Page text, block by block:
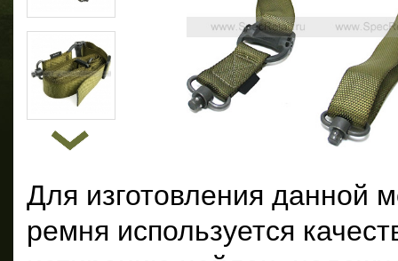
Для изготовления данной
ремня используется